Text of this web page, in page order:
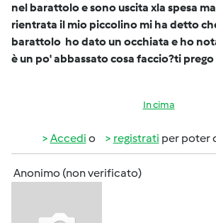
nel barattolo e sono uscita xla spesa
rientrata il mio piccolino mi ha detto
barattolo ho dato un occhiata e ho
è un po' abbassato cosa faccio?ti
In cima
Accedi o registrati per poter
Anonimo (non verificato)